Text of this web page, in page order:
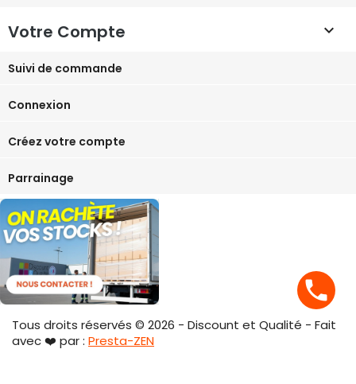
Votre Compte 
Suivi de commande
Connexion
Créez votre compte
Parrainage
Tous droits réservés © 2026 - Discount et Qualité - Fait
avec ❤️ par : Presta-ZEN
phone